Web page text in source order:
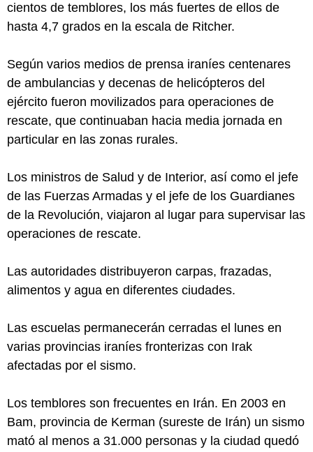
cientos de temblores, los más fuertes de ellos de
hasta 4,7 grados en la escala de Ritcher.
Según varios medios de prensa iraníes centenares
de ambulancias y decenas de helicópteros del
ejército fueron movilizados para operaciones de
rescate, que continuaban hacia media jornada en
particular en las zonas rurales.
Los ministros de Salud y de Interior, así como el jefe
de las Fuerzas Armadas y el jefe de los Guardianes
de la Revolución, viajaron al lugar para supervisar las
operaciones de rescate.
Las autoridades distribuyeron carpas, frazadas,
alimentos y agua en diferentes ciudades.
Las escuelas permanecerán cerradas el lunes en
varias provincias iraníes fronterizas con Irak
afectadas por el sismo.
Los temblores son frecuentes en Irán. En 2003 en
Bam, provincia de Kerman (sureste de Irán) un sismo
mató al menos a 31.000 personas y la ciudad quedó